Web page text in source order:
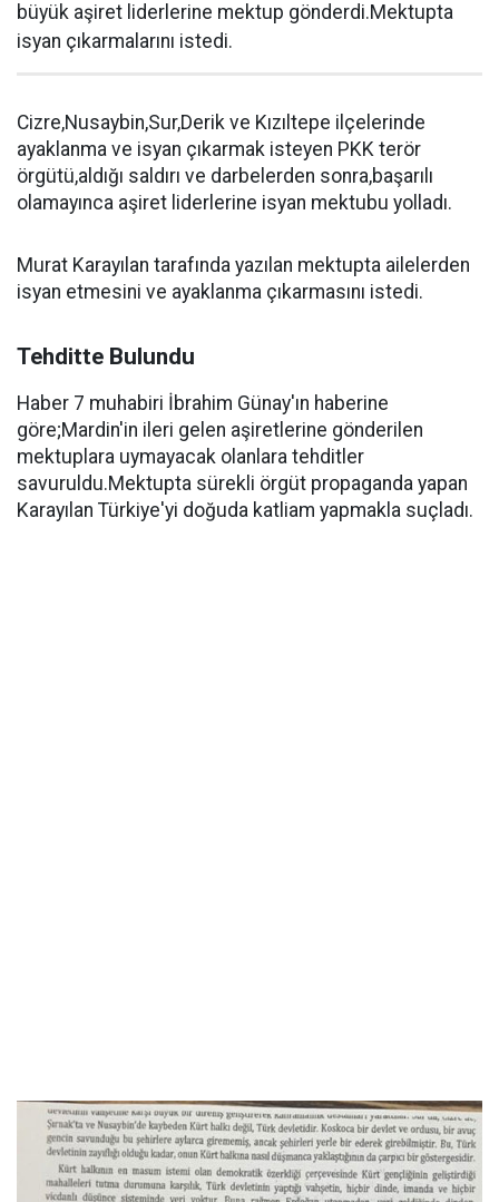
büyük aşiret liderlerine mektup gönderdi.Mektupta
isyan çıkarmalarını istedi.
Cizre,Nusaybin,Sur,Derik ve Kızıltepe ilçelerinde
ayaklanma ve isyan çıkarmak isteyen PKK terör
örgütü,aldığı saldırı ve darbelerden sonra,başarılı
olamayınca aşiret liderlerine isyan mektubu yolladı.
Murat Karayılan tarafında yazılan mektupta ailelerden
isyan etmesini ve ayaklanma çıkarmasını istedi.
Tehditte Bulundu
Haber 7 muhabiri İbrahim Günay'ın haberine
göre;Mardin'in ileri gelen aşiretlerine gönderilen
mektuplara uymayacak olanlara tehditler
savuruldu.Mektupta sürekli örgüt propaganda yapan
Karayılan Türkiye'yi doğuda katliam yapmakla suçladı.